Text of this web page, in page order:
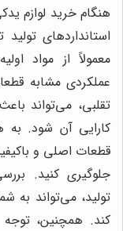
هنگام خرید لوازم
استانداردهای
معمولاً از مواد
عملکردی مشابه
تقلبی، می‌تواند
کارایی آن شود.
قطعات اصلی و
جلوگیری کنید.
تولید، می‌تواند
کند. همچنین،